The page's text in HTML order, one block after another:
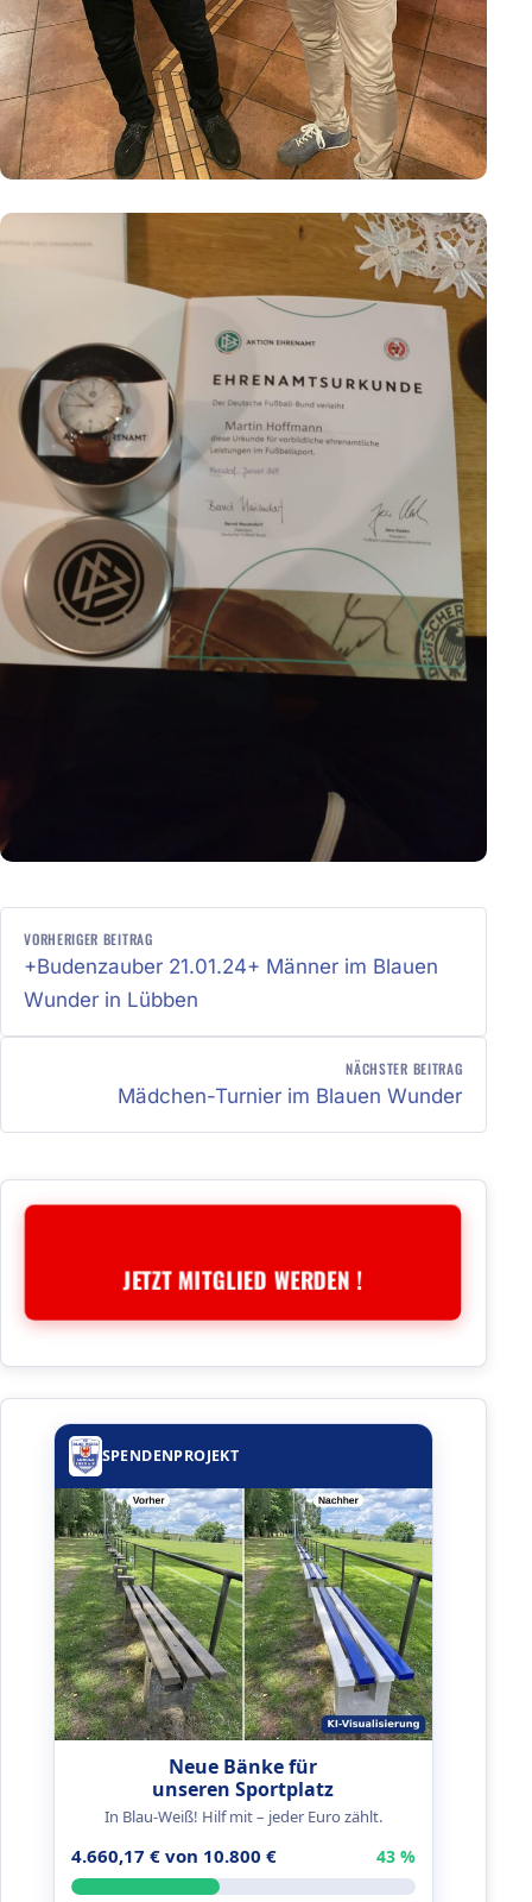
BEITRAGSNAVIGATION
VORHERIGER BEITRAG
+Budenzauber 21.01.24+ Männer im Blauen
Wunder in Lübben
NÄCHSTER BEITRAG
Mädchen-Turnier im Blauen Wunder
JETZT MITGLIED WERDEN !
SPENDENPROJEKT
Neue Bänke für
unseren Sportplatz
In Blau-Weiß! Hilf mit – jeder Euro zählt.
4.660,17 € von 10.800 € 43 %